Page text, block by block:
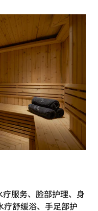
服务、脸部护理、身
舒缓浴、手足部护